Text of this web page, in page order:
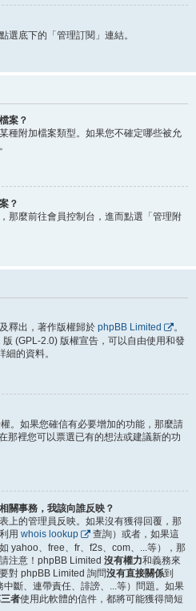
選底下的「管理訂閱」連結。
案？
種附加檔案類型。如果您不確定哪些被允
？
那麼前往會員控制台，進而點選「管理附
釋出，著作版權歸於 phpBB Limited
。
(GPL-2.0) 版權宣告，可以自由使用和發
細的資料。
。如果您確信有必要增加的功能，那麼請
那裡您可以票選已有的想法或建議新的功
關事務，我該向誰反映？
上的管理員反映。如果沒有獲得回覆，那
用 whois lookup
查詢）或者，如果這
yahoo、free、fr、f2s、com、...等），那
注意！phpBB Limited 沒有權力和義務來
對 phpBB Limited 詢問沒有直接關係到
斷、連帶責任、誹謗、...等）問題。如果
者使用此軟體的信件，都將可能獲得簡短